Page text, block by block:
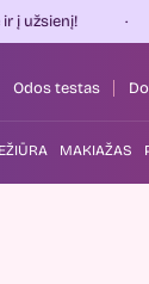
Odos testas
MAKIAŽAS